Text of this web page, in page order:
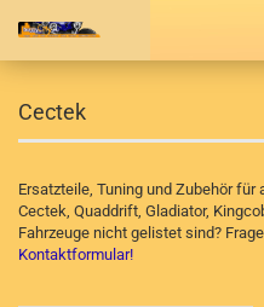
Cectek
Ersatzteile, Tuning und Zubehör für
Cectek, Quaddrift, Gladiator,
Fahrzeuge nicht gelistet sind?
Kontaktformular!